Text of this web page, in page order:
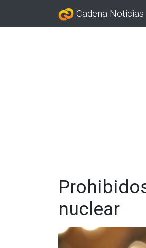
Cadena Noticias
nuclear